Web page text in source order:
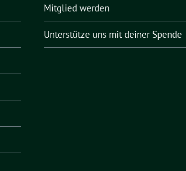
Mitglied werden
Unterstütze uns mit deiner Spende